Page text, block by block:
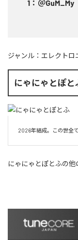
1 ： ＠GuM_My
ジャンル： エレクトロ
にゃにゃとぽと
2026年結成。この世全て
にゃにゃとぽとふの他